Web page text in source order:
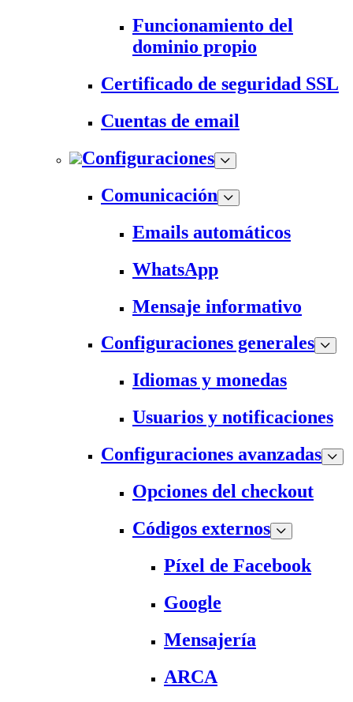
Funcionamiento del
dominio propio
Certificado de seguridad SSL
Cuentas de email
Configuraciones
Comunicación
Emails automáticos
WhatsApp
Mensaje informativo
Configuraciones generales
Idiomas y monedas
Usuarios y notificaciones
Configuraciones avanzadas
Opciones del checkout
Códigos externos
Píxel de Facebook
Google
Mensajería
ARCA